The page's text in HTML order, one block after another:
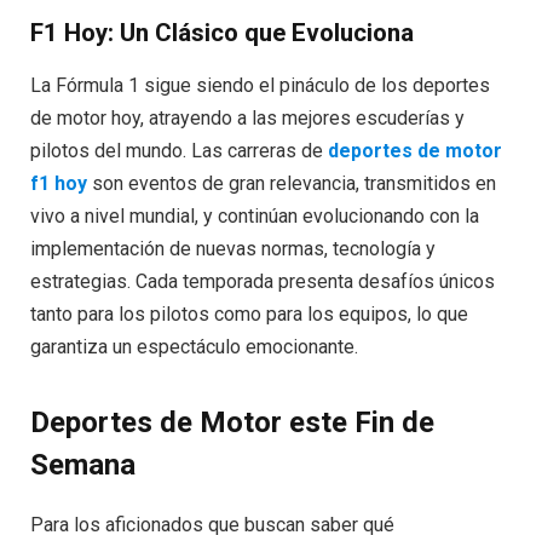
F1 Hoy: Un Clásico que Evoluciona
La Fórmula 1 sigue siendo el pináculo de los deportes
de motor hoy, atrayendo a las mejores escuderías y
pilotos del mundo. Las carreras de deportes de motor
f1 hoy son eventos de gran relevancia, transmitidos en
vivo a nivel mundial, y continúan evolucionando con la
implementación de nuevas normas, tecnología y
estrategias. Cada temporada presenta desafíos únicos
tanto para los pilotos como para los equipos, lo que
garantiza un espectáculo emocionante.
Deportes de Motor este Fin de
Semana
Para los aficionados que buscan saber qué